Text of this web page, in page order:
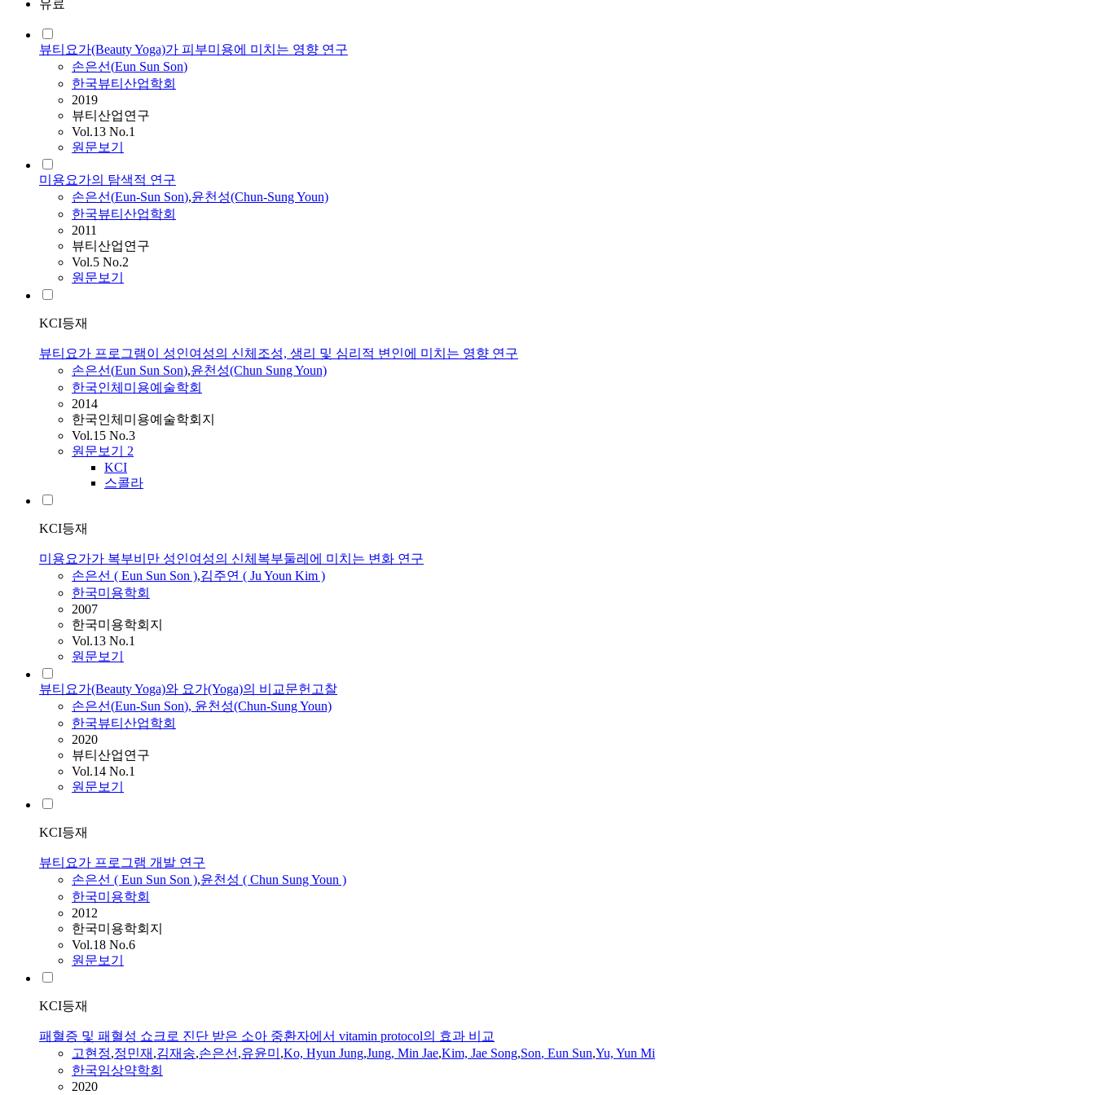
유료
뷰티요가(Beauty Yoga)가 피부미용에 미치는 영향 연구
손은선(Eun Sun Son)
한국뷰티산업학회
2019
뷰티산업연구
Vol.13 No.1
원문보기
미용요가의 탐색적 연구
손은선(Eun-Sun Son),윤천성(Chun-Sung Youn)
한국뷰티산업학회
2011
뷰티산업연구
Vol.5 No.2
원문보기
KCI등재
뷰티요가 프로그램이 성인여성의 신체조성, 생리 및 심리적 변인에 미치는 영향 연구
손은선(Eun Sun Son),윤천성(Chun Sung Youn)
한국인체미용예술학회
2014
한국인체미용예술학회지
Vol.15 No.3
원문보기 2
KCI
스콜라
KCI등재
미용요가가 복부비만 성인여성의 신체복부둘레에 미치는 변화 연구
손은선 ( Eun Sun Son ),김주연 ( Ju Youn Kim )
한국미용학회
2007
한국미용학회지
Vol.13 No.1
원문보기
뷰티요가(Beauty Yoga)와 요가(Yoga)의 비교문헌고찰
손은선(Eun-Sun Son), 윤천성(Chun-Sung Youn)
한국뷰티산업학회
2020
뷰티산업연구
Vol.14 No.1
원문보기
KCI등재
뷰티요가 프로그램 개발 연구
손은선 ( Eun Sun Son ),윤천성 ( Chun Sung Youn )
한국미용학회
2012
한국미용학회지
Vol.18 No.6
원문보기
KCI등재
패혈증 및 패혈성 쇼크로 진단 받은 소아 중환자에서 vitamin protocol의 효과 비교
고현정,정민재 ,김재송,손은선,유윤미 ,Ko, Hyun Jung,Jung, Min Jae,Kim, Jae Song,Son, Eun Sun,Yu, Yun Mi
한국임상약학회
2020